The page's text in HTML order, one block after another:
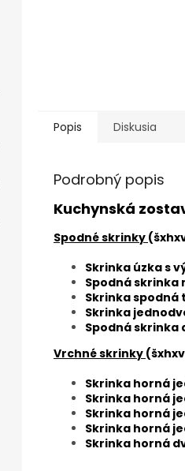
Popis Diskusia
Podrobný popis
Kuchynská
Spodné skrinky
Skrinka úzka s
Spodná skrinka
Skrinka spodná
Skrinka
Spodná skrinka
Vrchné skrinky
Skrinka horná
Skrinka horná
Skrinka horná
Skrinka horná
Skrinka horná